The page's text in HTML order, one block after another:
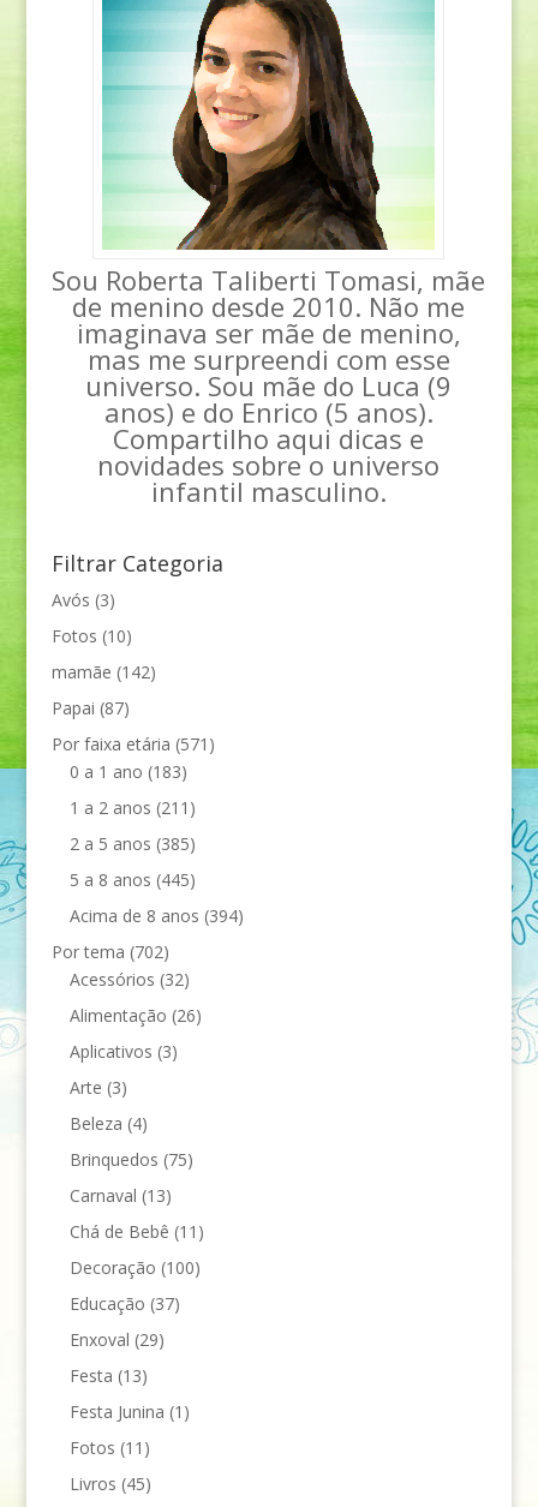
Sou Roberta Taliberti Tomasi, mãe
de menino desde 2010. Não me
imaginava ser mãe de menino,
mas me surpreendi com esse
universo. Sou mãe do Luca (9
anos) e do Enrico (5 anos).
Compartilho aqui dicas e
novidades sobre o universo
infantil masculino.
Filtrar Categoria
Avós (3)
Fotos (10)
mamãe (142)
Papai (87)
Por faixa etária (571)
0 a 1 ano (183)
1 a 2 anos (211)
2 a 5 anos (385)
5 a 8 anos (445)
Acima de 8 anos (394)
Por tema (702)
Acessórios (32)
Alimentação (26)
Aplicativos (3)
Arte (3)
Beleza (4)
Brinquedos (75)
Carnaval (13)
Chá de Bebê (11)
Decoração (100)
Educação (37)
Enxoval (29)
Festa (13)
Festa Junina (1)
Fotos (11)
Livros (45)